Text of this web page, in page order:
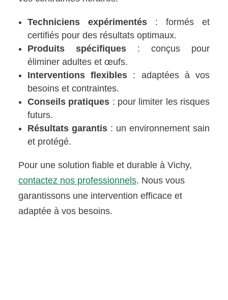
Techniciens expérimentés : formés et
certifiés pour des résultats optimaux.
Produits spécifiques : conçus pour
éliminer adultes et œufs.
Interventions flexibles : adaptées à vos
besoins et contraintes.
Conseils pratiques : pour limiter les risques
futurs.
Résultats garantis : un environnement sain
et protégé.
Pour une solution fiable et durable à Vichy,
contactez nos professionnels. Nous vous
garantissons une intervention efficace et
adaptée à vos besoins.